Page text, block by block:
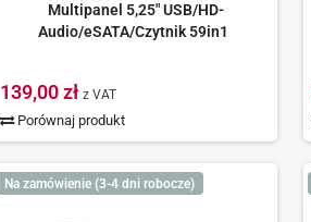
Multipanel 5,25" USB/HD-
Audio/eSATA/Czytnik 59in1
139,00 zł z VAT
Porównaj produkt
Na zamówienie (3-4 dni robocze)